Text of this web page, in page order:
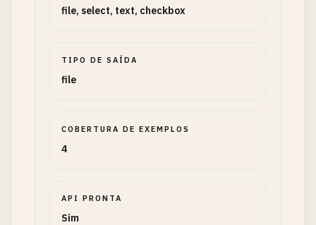
file, select, text, checkbox
TIPO DE SAÍDA
file
COBERTURA DE EXEMPLOS
4
API PRONTA
Sim